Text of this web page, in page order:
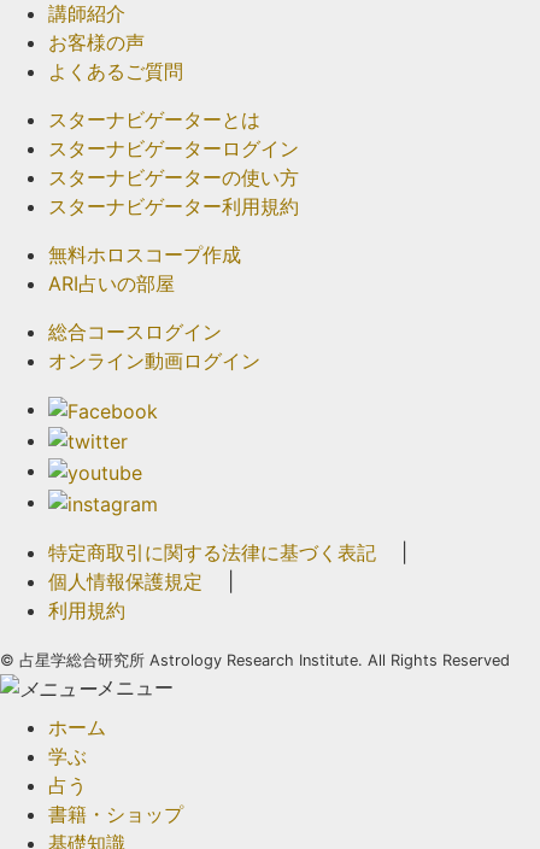
講師紹介
お客様の声
よくあるご質問
スターナビゲーターとは
スターナビゲーターログイン
スターナビゲーターの使い方
スターナビゲーター利用規約
無料ホロスコープ作成
ARI占いの部屋
総合コースログイン
オンライン動画ログイン
特定商取引に関する法律に基づく表記
個人情報保護規定
利用規約
© 占星学総合研究所 Astrology Research Institute. All Rights Reserved
メニュー
ホーム
学ぶ
占う
書籍・ショップ
基礎知識